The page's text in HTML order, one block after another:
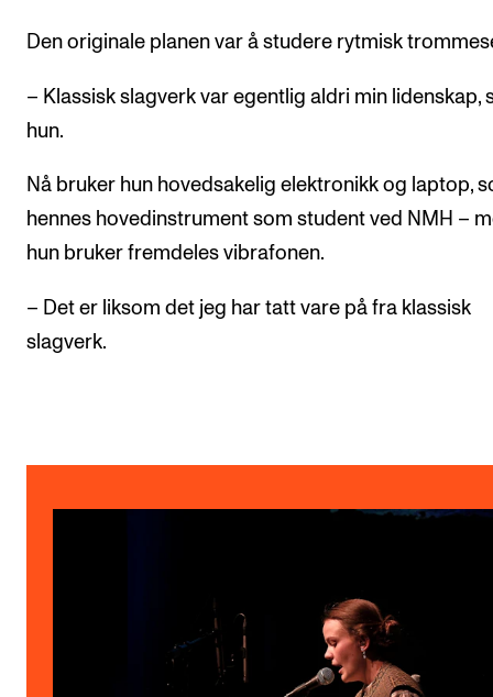
Om Norges musikkhøgskole
Finn ansatte
For ansatte og studenter
Den originale planen var å studere rytmisk
– Klassisk slagverk var egentlig aldri min lidenskap,
hun.
Nå bruker hun hovedsakelig elektronikk og laptop,
hennes hovedinstrument som student ved NMH –
hun bruker fremdeles vibrafonen.
– Det er liksom det jeg har tatt vare på fra klassisk
slagverk.